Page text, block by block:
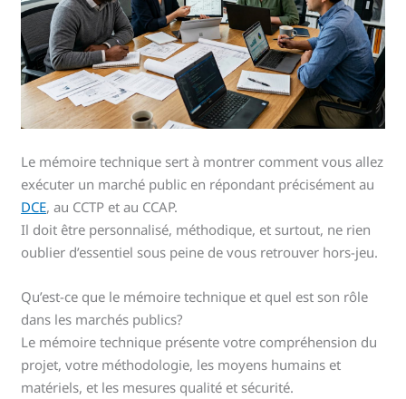
Le mémoire technique sert à montrer comment vous allez
exécuter un marché public en répondant précisément au
DCE, au CCTP et au CCAP.
Il doit être personnalisé, méthodique, et surtout, ne rien
oublier d’essentiel sous peine de vous retrouver hors-jeu.
Qu’est-ce que le mémoire technique et quel est son rôle
dans les marchés publics?
Le mémoire technique présente votre compréhension du
projet, votre méthodologie, les moyens humains et
matériels, et les mesures qualité et sécurité.